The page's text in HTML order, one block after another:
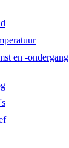
en -ondergang